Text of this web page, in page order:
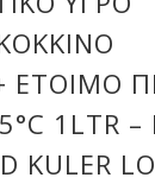
ΕΤΟΙΜΟ
1LTR –
KULER